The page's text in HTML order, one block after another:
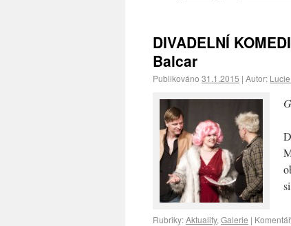
DIVADELNÍ
Balcar
Publikováno 31.1.2015 | Autor:
Rubriky:Aktuality, Galerie |